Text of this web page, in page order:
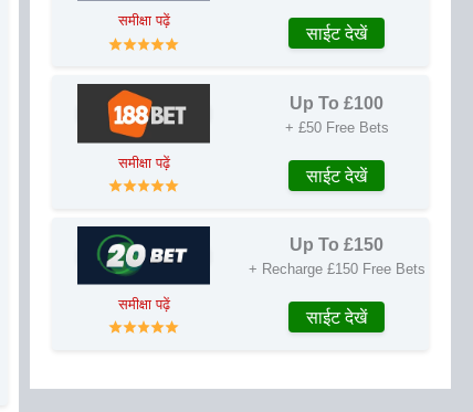
समीक्षा पढ़ें
साईट देखें
Up To £100
+ £50 Free Bets
समीक्षा पढ़ें
साईट देखें
Up To £150
+ Recharge £150 Free Bets
समीक्षा पढ़ें
साईट देखें